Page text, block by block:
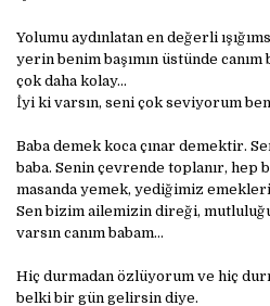
Yolumu aydınlatan en değerli
yerin benim başımın üstünde
çok daha kolay…
İyi ki varsın, seni çok seviyorum
Baba demek koca çınar demektir.
baba. Senin çevrende toplanır,
masanda yemek, yediğimiz
Sen bizim ailemizin direği,
varsın canım babam…
Hiç durmadan özlüyorum ve hiç
belki bir gün gelirsin diye.